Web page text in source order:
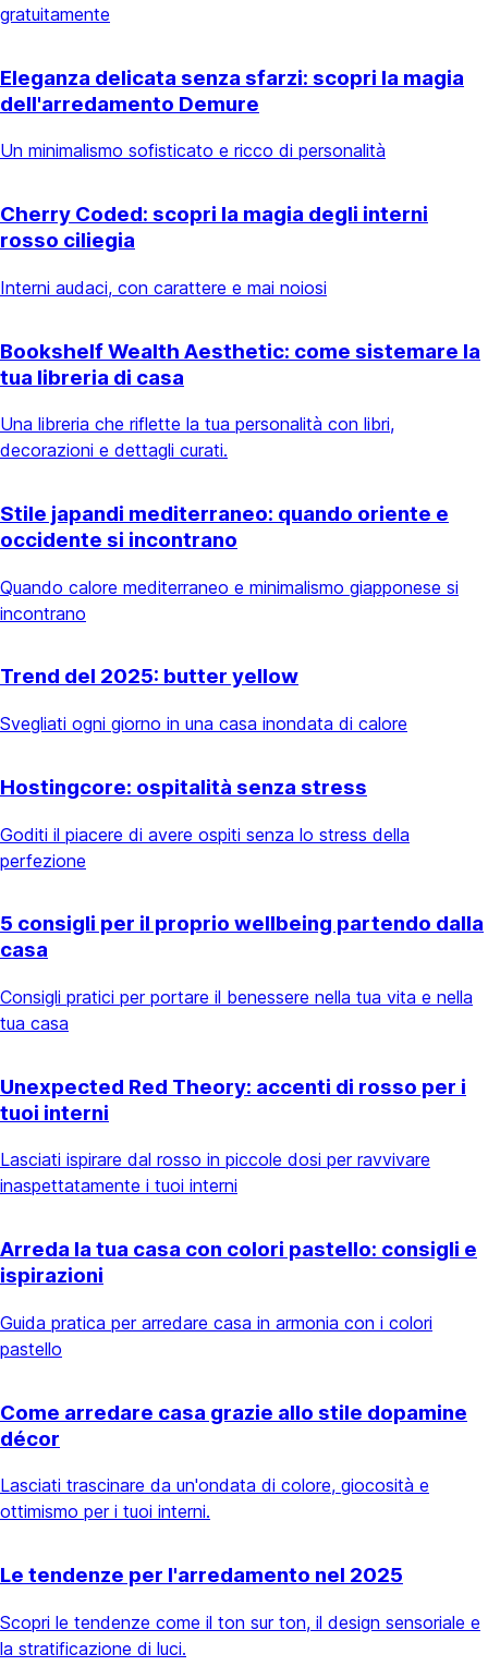
gratuitamente
Eleganza delicata senza sfarzi: scopri la magia
dell'arredamento Demure
Un minimalismo sofisticato e ricco di personalità
Cherry Coded: scopri la magia degli interni
rosso ciliegia
Interni audaci, con carattere e mai noiosi
Bookshelf Wealth Aesthetic: come sistemare la
tua libreria di casa
Una libreria che riflette la tua personalità con libri,
decorazioni e dettagli curati.
Stile japandi mediterraneo: quando oriente e
occidente si incontrano
Quando calore mediterraneo e minimalismo giapponese si
incontrano
Trend del 2025: butter yellow
Svegliati ogni giorno in una casa inondata di calore
Hostingcore: ospitalità senza stress
Goditi il piacere di avere ospiti senza lo stress della
perfezione
5 consigli per il proprio wellbeing partendo dalla
casa
Consigli pratici per portare il benessere nella tua vita e nella
tua casa
Unexpected Red Theory: accenti di rosso per i
tuoi interni
Lasciati ispirare dal rosso in piccole dosi per ravvivare
inaspettatamente i tuoi interni
Arreda la tua casa con colori pastello: consigli e
ispirazioni
Guida pratica per arredare casa in armonia con i colori
pastello
Come arredare casa grazie allo stile dopamine
décor
Lasciati trascinare da un'ondata di colore, giocosità e
ottimismo per i tuoi interni.
Le tendenze per l'arredamento nel 2025
Scopri le tendenze come il ton sur ton, il design sensoriale e
la stratificazione di luci.